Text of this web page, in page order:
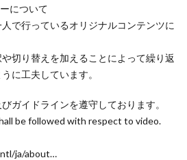
について
で行っているオリジナルコンテンツに
切り替えを加えることによって繰り返
に工夫しています。
ガイドラインを遵守しております。
be followed with respect to video.
ja/about…